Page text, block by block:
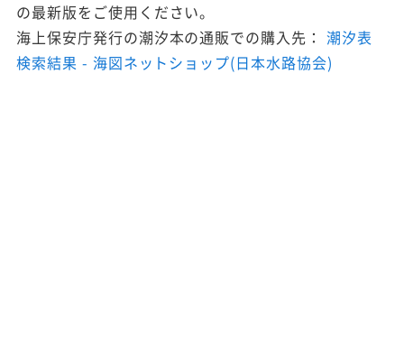
の最新版をご使用ください。
海上保安庁発行の潮汐本の通販での購入先：潮汐表
検索結果 - 海図ネットショップ(日本水路協会)